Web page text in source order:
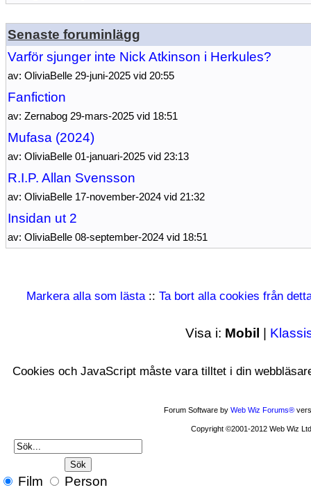
Senaste foruminlägg
Varför sjunger inte Nick Atkinson i Herkules?
av: OliviaBelle 29-juni-2025 vid 20:55
Fanfiction
av: Zernabog 29-mars-2025 vid 18:51
Mufasa (2024)
av: OliviaBelle 01-januari-2025 vid 23:13
R.I.P. Allan Svensson
av: OliviaBelle 17-november-2024 vid 21:32
Insidan ut 2
av: OliviaBelle 08-september-2024 vid 18:51
Markera alla som lästa :: Ta bort alla cookies från
Visa i: Mobil |
Cookies och JavaScript måste vara tilltet i din
Forum Software by Web Wiz Forums®
Copyright ©2001-2012 Web Wiz
Film Person